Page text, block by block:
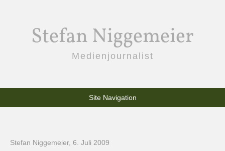
Stefan Niggemeier
Medienjournalist
Site Navigation
Stefan Niggemeier, 6. Juli 2009